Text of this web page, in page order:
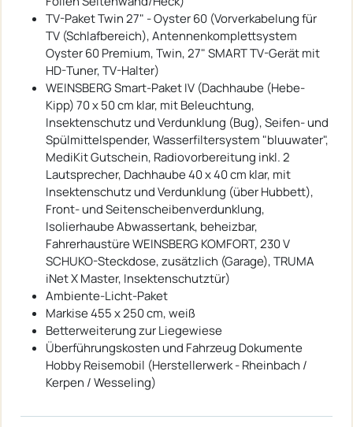
TV-Paket Twin 27" - Oyster 60 (Vorverkabelung für
TV (Schlafbereich), Antennenkomplettsystem
Oyster 60 Premium, Twin, 27" SMART TV-Gerät mit
HD-Tuner, TV-Halter)
WEINSBERG Smart-Paket IV (Dachhaube (Hebe-
Kipp) 70 x 50 cm klar, mit Beleuchtung,
Insektenschutz und Verdunklung (Bug), Seifen- und
Spülmittelspender, Wasserfiltersystem "bluuwater",
MediKit Gutschein, Radiovorbereitung inkl. 2
Lautsprecher, Dachhaube 40 x 40 cm klar, mit
Insektenschutz und Verdunklung (über Hubbett),
Front- und Seitenscheibenverdunklung,
Isolierhaube Abwassertank, beheizbar,
Fahrerhaustüre WEINSBERG KOMFORT, 230 V
SCHUKO-Steckdose, zusätzlich (Garage), TRUMA
iNet X Master, Insektenschutztür)
Ambiente-Licht-Paket
Markise 455 x 250 cm, weiß
Betterweiterung zur Liegewiese
Überführungskosten und Fahrzeug Dokumente
Hobby Reisemobil (Herstellerwerk - Rheinbach /
Kerpen / Wesseling)